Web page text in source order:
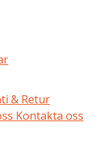
& Retur
Kontakta oss